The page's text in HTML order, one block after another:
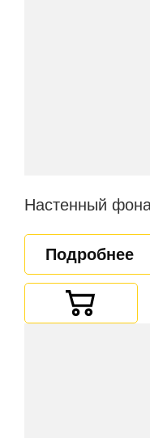
Подробнее